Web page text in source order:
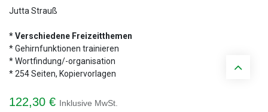
Jutta Strauß
* Verschiedene Freizeitthemen
* Gehirnfunktionen trainieren
* Wortfindung/-organisation
* 254 Seiten, Kopiervorlagen
122,30 € Inklusive MwSt.